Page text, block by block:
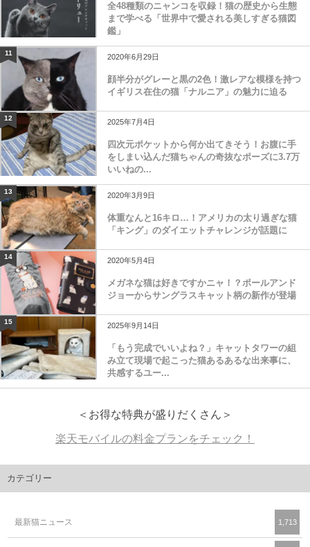
全48種類のニャンコを収録！猫の歴史から生態
まで学べる「世界中で愛される美しすぎる猫図
鑑」
11 2020年6月29日
顔半分がグレーと黒の2色！激レアな模様を持つ
イギリス在住の猫「ナルニア」の魅力に迫る
12 2025年7月4日
四次元ポケットから何か出てきそう！お腹に手
をしまい込んだ猫ちゃんの奇抜なポーズに3.7万
いいねの...
13 2020年3月9日
体重なんと16キロ…！アメリカの太り過ぎな猫
「キング」のダイエットチャレンジが話題に
14 2020年5月4日
メガネな猫は好きですかニャ！？ポールアンド
ジョーからサングラスキャット柄の新作が登場
15 2025年9月14日
「もう完成でいいよね？」キャットタワーの組
み立て現場で起こった猫あるあるな出来事に、
共感するユー...
＜お得な特典が盛りだくさん＞
楽天モバイルの料金プランをチェック！
カテゴリー
最新猫ニュース 1,713